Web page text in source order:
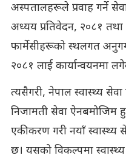
अस्पतालहरूले प्रवाह गर्ने
अध्यय प्रतिवेदन, २०८१
फार्मेसीहरूको स्थलगत
२०८१ लाई कार्यान्वयनमा
त्यसैगरी, नेपाल स्वास्थ्य सेवा
निजामती सेवा ऐनबमोजिम
एकीकरण गरी नयाँ स्वास्थ्य
छ। यसको विकल्पमा